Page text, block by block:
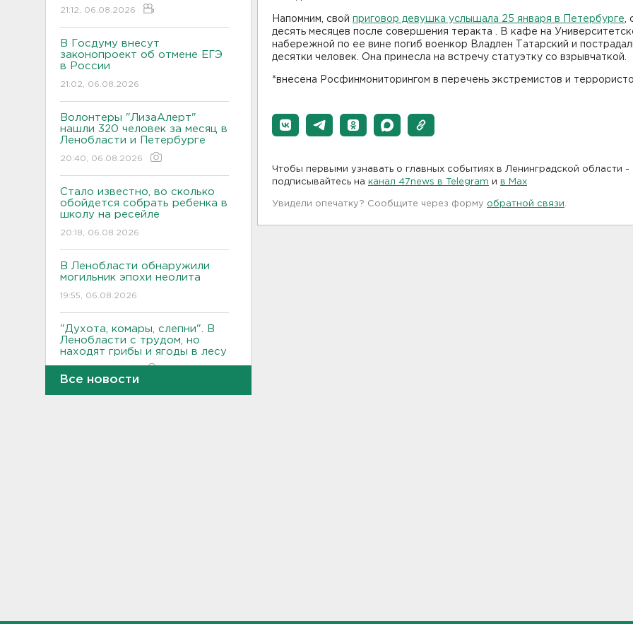
21:12, 06.08.2026
В Госдуму внесут
законопроект об отмене ЕГЭ
в России
21:02, 06.08.2026
Волонтеры "ЛизаАлерт"
нашли 320 человек за месяц в
Ленобласти и Петербурге
20:40, 06.08.2026
Стало известно, во сколько
обойдется собрать ребенка в
школу на ресейле
20:18, 06.08.2026
В Ленобласти обнаружили
могильник эпохи неолита
19:55, 06.08.2026
"Духота, комары, слепни". В
Ленобласти с трудом, но
находят грибы и ягоды в лесу
Все новости
Напомним, свой приговор девушка услышала 25 января в Петербурге ,
десять месяцев после совершения теракта . В кафе на
набережной по ее вине погиб военкор Владлен Татарский и
десятки человек. Она принесла на встречу статуэтку со взрывчаткой.
*внесена Росфинмониторингом в перечень экстремистов и
Чтобы первыми узнавать о главных событиях в Ленинградской области -
подписывайтесь на канал 47news в Telegram и в Maх
Увидели опечатку? Сообщите через форму обратной связи